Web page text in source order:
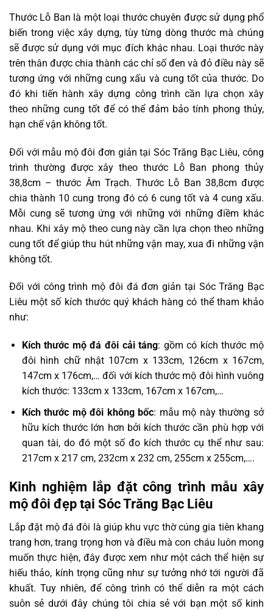
Thước Lỗ Ban là một loại thước chuyên được sử dụng phổ
biến trong việc xây dựng, tùy từng dòng thước mà chúng
sẽ được sử dụng với mục đích khác nhau. Loại thước này
trên thân được chia thành các chỉ số đen và đỏ điều này sẽ
tương ứng với những cung xấu và cung tốt của thước. Do
đó khi tiến hành xây dựng công trình cần lựa chọn xây
theo những cung tốt để có thể đảm bảo tính phong thủy,
hạn chế vận không tốt.
Đối với mẫu mộ đôi đơn giản tại Sóc Trăng Bạc Liêu, công
trình thường được xây theo thước Lỗ Ban phong thủy
38,8cm – thước Âm Trạch. Thước Lỗ Ban 38,8cm được
chia thành 10 cung trong đó có 6 cung tốt và 4 cung xấu.
Mỗi cung sẽ tương ứng với những với những điềm khác
nhau. Khi xây mộ theo cung này cần lựa chọn theo những
cung tốt để giúp thu hút những vận may, xua đi những vận
không tốt.
Đối với công trình mộ đôi đá đơn giản tại Sóc Trăng Bạc
Liêu một số kích thước quý khách hàng có thể tham khảo
như:
Kích thước mộ đá đôi cải táng: gồm có kích thước mộ
đôi hình chữ nhật 107cm x 133cm, 126cm x 167cm,
147cm x 176cm,… đối với kích thước mộ đôi hình vuông
kích thước: 133cm x 133cm, 167cm x 167cm,…
Kích thước mộ đôi không bốc: mẫu mộ này thường sở
hữu kích thước lớn hơn bởi kích thước cần phù hợp với
quan tài, do đó một số đo kích thước cụ thể như sau:
217cm x 217 cm, 232cm x 232 cm, 255cm x 255cm,….
Kinh nghiệm lắp đặt công trình mẫu xây
mộ đôi đẹp tại Sóc Trăng Bạc Liêu
Lắp đặt mộ đá đôi là giúp khu vực thờ cúng gia tiên khang
trang hơn, trang trọng hơn và điều mà con cháu luôn mong
muốn thực hiện, đây được xem như một cách thể hiện sự
hiếu thảo, kính trọng cũng như sự tưởng nhớ tới người đã
khuất. Tuy nhiên, để công trình có thể diễn ra một cách
suôn sẻ dưới đây chúng tôi chia sẻ với bạn một số kinh